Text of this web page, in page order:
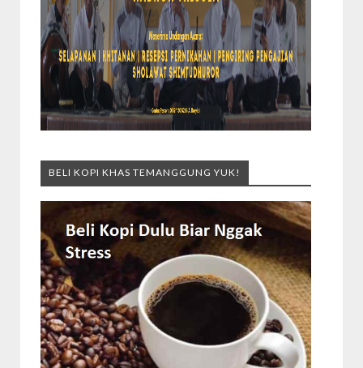
BELI KOPI KHAS TEMANGGUNG YUK!